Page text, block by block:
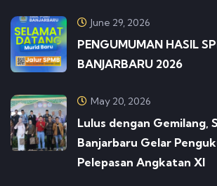
June 29, 2026
PENGUMUMAN HASIL
BANJARBARU 2026
May 20, 2026
Lulus dengan Gemilang,
Banjarbaru Gelar
Pelepasan Angkatan XI